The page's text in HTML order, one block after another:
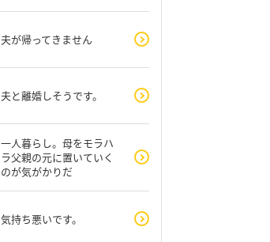
夫が帰ってきません
夫と離婚しそうです。
一人暮らし。母をモラハ
ラ父親の元に置いていく
のが気がかりだ
気持ち悪いです。